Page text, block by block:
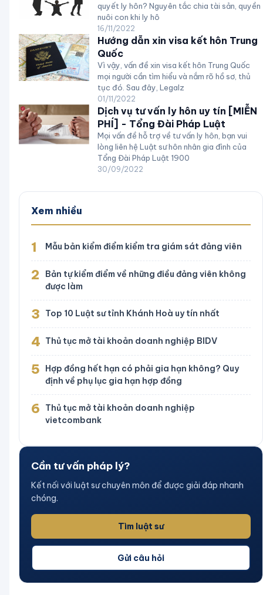
quyết ly hôn? Nguyên tắc chia tài sản, quyền
nuôi con khi ly hô
16/11/2022
Hướng dẫn xin visa kết hôn Trung
Quốc
Vì vậy, vấn đề xin visa kết hôn Trung Quốc
mọi người cần tìm hiểu và nắm rõ hồ sơ, thủ
tục đó. Sau đây, Legalz
01/11/2022
Dịch vụ tư vấn ly hôn uy tín [MIỄN
PHÍ] - Tổng Đài Pháp Luật
Mọi vấn đề hỗ trợ về tư vấn ly hôn, bạn vui
lòng liên hệ Luật sư hôn nhân gia đình của
Tổng Đài Pháp Luật 1900
30/09/2022
Xem nhiều
1 Mẫu bản kiểm điểm kiểm tra giám sát đảng viên
2
Bản tự kiểm điểm về những điều đảng viên không
được làm
3 Top 10 Luật sư tỉnh Khánh Hoà uy tín nhất
4 Thủ tục mở tài khoản doanh nghiệp BIDV
5
Hợp đồng hết hạn có phải gia hạn không? Quy
định về phụ lục gia hạn hợp đồng
6
Thủ tục mở tài khoản doanh nghiệp
vietcombank
Cần tư vấn pháp lý?
Kết nối với luật sư chuyên môn để được giải đáp nhanh
chóng.
Tìm luật sư
Gửi câu hỏi